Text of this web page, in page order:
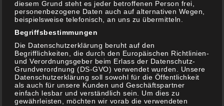
Beilage nd schon wieder der 1. Mittwoch im Monat und
somit #VeggieDay bei Grillke Doch […]
Weiterlesen
Beilagen ,Rezepte,Vegetarisch
Schreib einen
Kommentar
diesem Grund steht es jeder betroffenen Person frei,
personenbezogene Daten auch auf alternativen Wegen,
beispielsweise telefonisch, an uns zu übermitteln.
Begriffsbestimmungen
Die Datenschutzerklärung beruht auf den
Begrifflichkeiten, die durch den Europäischen Richtlinien-
und Verordnungsgeber beim Erlass der Datenschutz-
Grundverordnung (DS-GVO) verwendet wurden. Unsere
Datenschutzerklärung soll sowohl für die Öffentlichkeit
als auch für unsere Kunden und Geschäftspartner
einfach lesbar und verständlich sein. Um dies zu
gewährleisten, möchten wir vorab die verwendeten